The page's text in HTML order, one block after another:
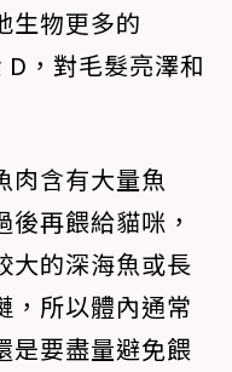
生物更多的
，對毛髮亮澤和
肉含有大量魚
再餵給貓咪，
大的深海魚或長
，所以體內通常
是要盡量避免餵